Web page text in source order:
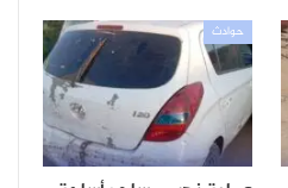
حوادث